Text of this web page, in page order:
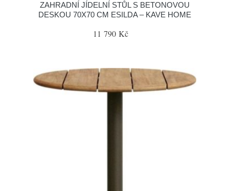
ZAHRADNÍ JÍDELNÍ STŮL S BETONOVOU
DESKOU 70X70 CM ESILDA – KAVE HOME
11 790 Kč